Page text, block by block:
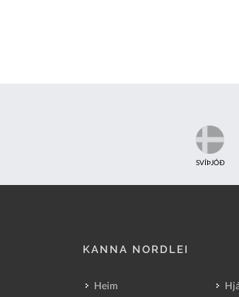
SVÍÞJÓÐ
KANNA NORDLEI
Heim